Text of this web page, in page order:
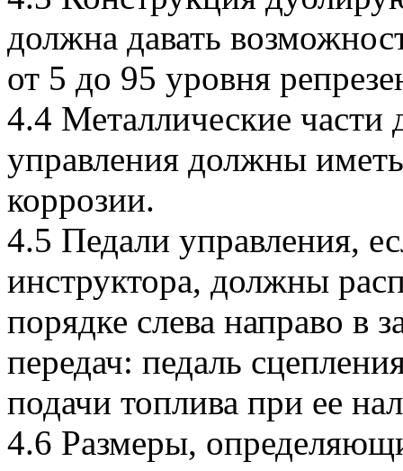
должна давать
от 5 до 95 уровня
4.4 Металлические
управления должны
коррозии.
4.5 Педали управления,
инструктора, должны
порядке слева направо в
передач: педаль
подачи топлива при ее
4.6 Размеры,